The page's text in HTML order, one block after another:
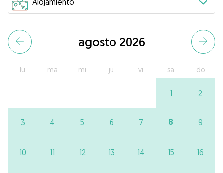
agosto 2026
lu ma mi ju vi sa do
1 2
3 4 5 6 7 8 9
10 11 12 13 14 15 16